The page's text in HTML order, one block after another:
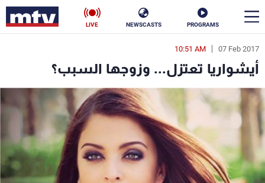
PROGRAMS
NEWSCASTS
LIVE
07 Feb 2017
10:51 AM
أيشواريا تعتزل... وزوجها السبب؟
en
الأخبار
سياسة ناس
إقتصاد
منوعات رياضة